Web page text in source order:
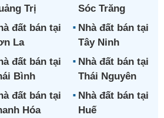
Trị
Sóc Trăng
đất bán tại
La
Nhà đất bán tại
Tây Ninh
đất bán tại
Bình
Nhà đất bán tại
Thái Nguyên
đất bán tại
Hóa
Nhà đất bán tại
Huế